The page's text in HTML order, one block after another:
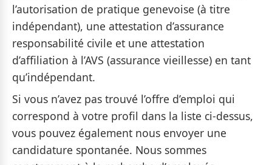
l’autorisation de pratique genevoise (à titre
indépendant), une attestation d’assurance
responsabilité civile et une attestation
d’affiliation à l’AVS (assurance vieillesse) en tant
qu’indépendant.
Si vous n’avez pas trouvé l’offre d’emploi qui
correspond à votre profil dans la liste ci-dessus,
vous pouvez également nous envoyer une
candidature spontanée. Nous sommes